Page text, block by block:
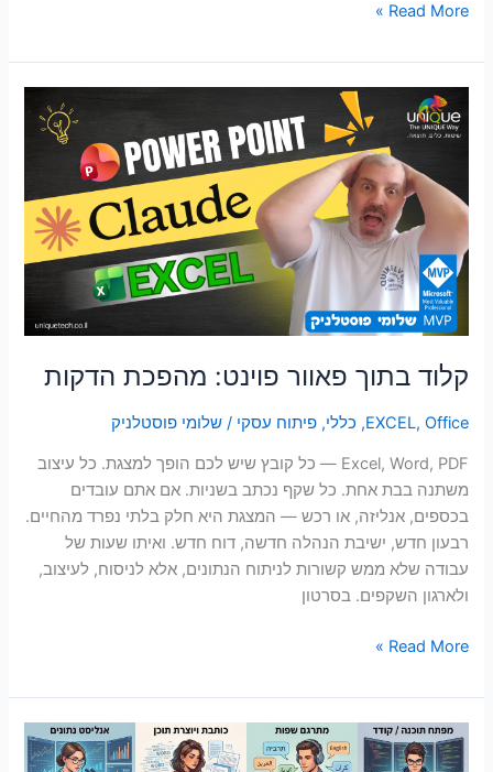
Read More »
קלוד בתוך פאוור פוינט: מהפכת הדקות
EXCEL, Office
, כללי,פיתוח עסקי /שלומי פוסטלניק
Excel, Word, PDF — כל קובץ שיש לכם הופך למצגת. כל עיצוב
משתנה בבת אחת. כל שקף נכתב בשניות. אם אתם עובדים
בכספים, אנליזה, או רכש — המצגת היא חלק בלתי נפרד מהחיים.
רבעון חדש, ישיבת הנהלה חדשה, דוח חדש. ואיתו שעות של
עבודה שלא ממש קשורות לניתוח הנתונים, אלא לניסוח, לעיצוב,
ולארגון השקפים. בסרטון
קלוד
בתוך
פוינט:
מהפכת
הדקות
Read More »
המדריך
המלא